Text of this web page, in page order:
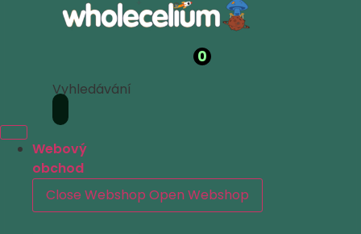
0
Vyhledávání
Webový
obchod
Close Webshop Open Webshop